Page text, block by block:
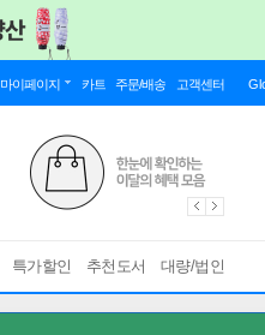
마이페이지 카트 주문/배송 고객센터
특가할인 추천도서 대량/법인